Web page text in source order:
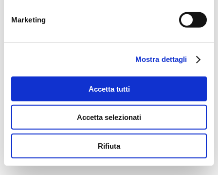
Marketing
Mostra dettagli
Accetta tutti
Accetta selezionati
Rifiuta